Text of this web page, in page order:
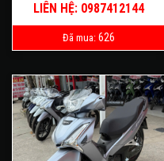
LIÊN HỆ: 0987412144
Đã mua: 626